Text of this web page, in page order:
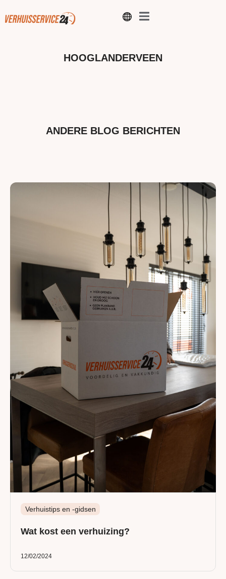
HOOGLANDERVEEN
ANDERE BLOG BERICHTEN
Verhuistips en -gidsen
Wat kost een verhuizing?
12/02/2024